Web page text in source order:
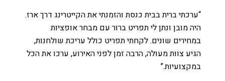
“ערכתי ברית בבית כנסת והזמנתי את הקייטרינג דרך ארז.
היה מובן ונתן לי תפריט ברור עם מבחר אופציות
במחירים שונים. לקחתי תפריט כולל עריכת שולחנות,
הגיע צוות מעולה, הרבה זמן לפני האירוע, ערכו את הכל
במקצועיות.”